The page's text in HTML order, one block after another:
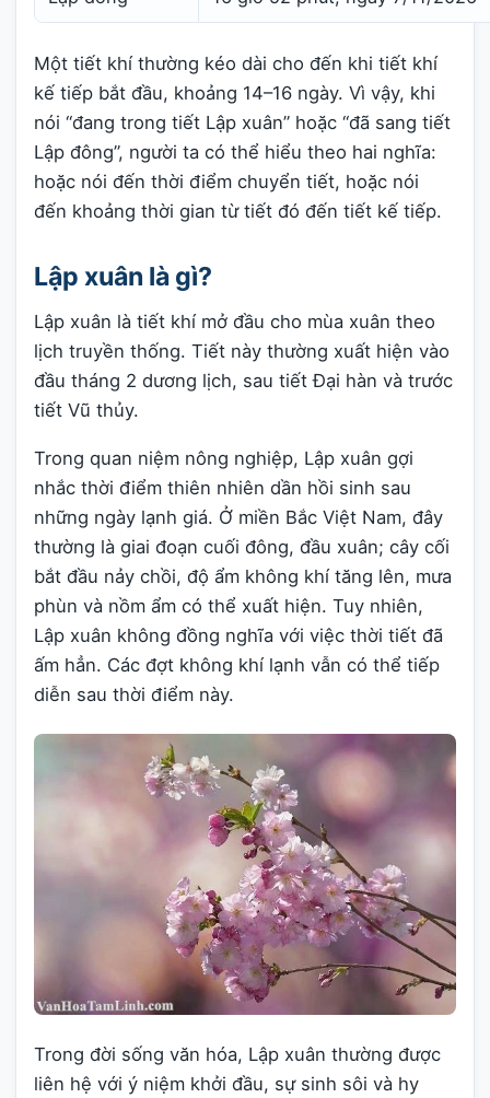
Một tiết khí thường kéo dài cho đến khi tiết khí
kế tiếp bắt đầu, khoảng 14–16 ngày. Vì vậy, khi
nói “đang trong tiết Lập xuân” hoặc “đã sang tiết
Lập đông”, người ta có thể hiểu theo hai nghĩa:
hoặc nói đến thời điểm chuyển tiết, hoặc nói
đến khoảng thời gian từ tiết đó đến tiết kế tiếp.
Lập xuân là gì?
Lập xuân là tiết khí mở đầu cho mùa xuân theo
lịch truyền thống. Tiết này thường xuất hiện vào
đầu tháng 2 dương lịch, sau tiết Đại hàn và trước
tiết Vũ thủy.
Trong quan niệm nông nghiệp, Lập xuân gợi
nhắc thời điểm thiên nhiên dần hồi sinh sau
những ngày lạnh giá. Ở miền Bắc Việt Nam, đây
thường là giai đoạn cuối đông, đầu xuân; cây cối
bắt đầu nảy chồi, độ ẩm không khí tăng lên, mưa
phùn và nồm ẩm có thể xuất hiện. Tuy nhiên,
Lập xuân không đồng nghĩa với việc thời tiết đã
ấm hẳn. Các đợt không khí lạnh vẫn có thể tiếp
diễn sau thời điểm này.
Trong đời sống văn hóa, Lập xuân thường được
liên hệ với ý niệm khởi đầu, sự sinh sôi và hy